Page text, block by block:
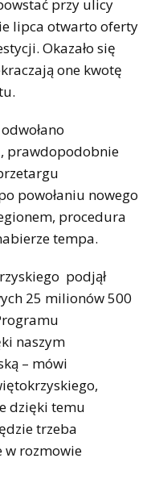
przy ulicy
lipca otwarto oferty
Okazało się
one kwotę
prawdopodobnie
powołaniu nowego
procedura
tempa.
podjął
25 milionów 500
naszym
– mówi
dzięki temu
trzeba
w rozmowie